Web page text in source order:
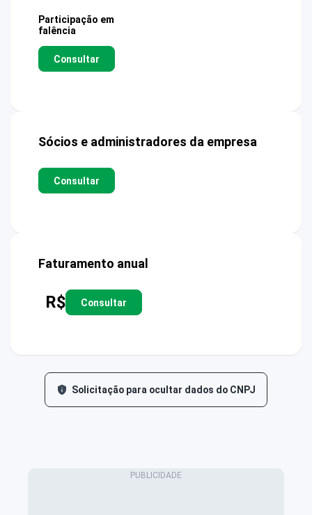
Participação em
falência
Consultar
Sócios e administradores da empresa
Consultar
Faturamento anual
R$ Consultar
Solicitação para ocultar dados do CNPJ